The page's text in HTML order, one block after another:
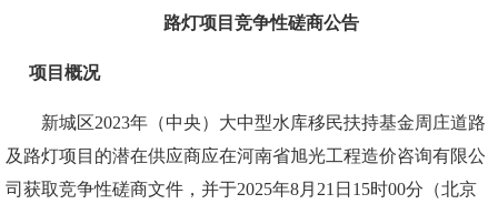
路灯项目 竞争性磋商公告
项目概况
新城区2023年（中央）大中型水库移民扶持基金周庄道路
及路灯项目的潜在供应商应在河南省旭光工程造价咨询有限公
司 获取竞争性磋商文件 ，并于2025年8月 21 日 15时00分（北京